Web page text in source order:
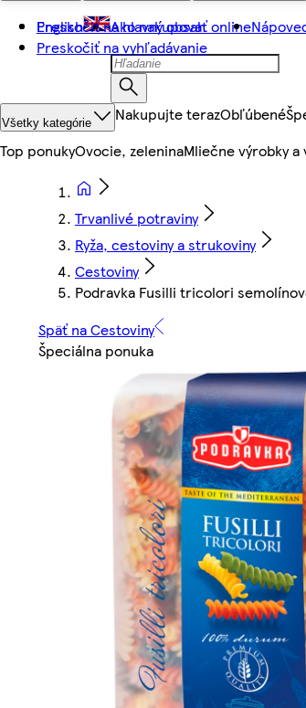
Preskočiť na hlavný obsah
Preskočiť na vyhľadávanie
English Ako nakupovať online
Všetky kategórie Nakupujte terazObľúbené
Top ponukyOvocie, zeleninaMliečne výrobky a
Trvanlivé potraviny
Ryža, cestoviny a strukoviny
Cestoviny
Podravka Fusilli tricolori
Späť na Cestoviny
Špeciálna ponuka